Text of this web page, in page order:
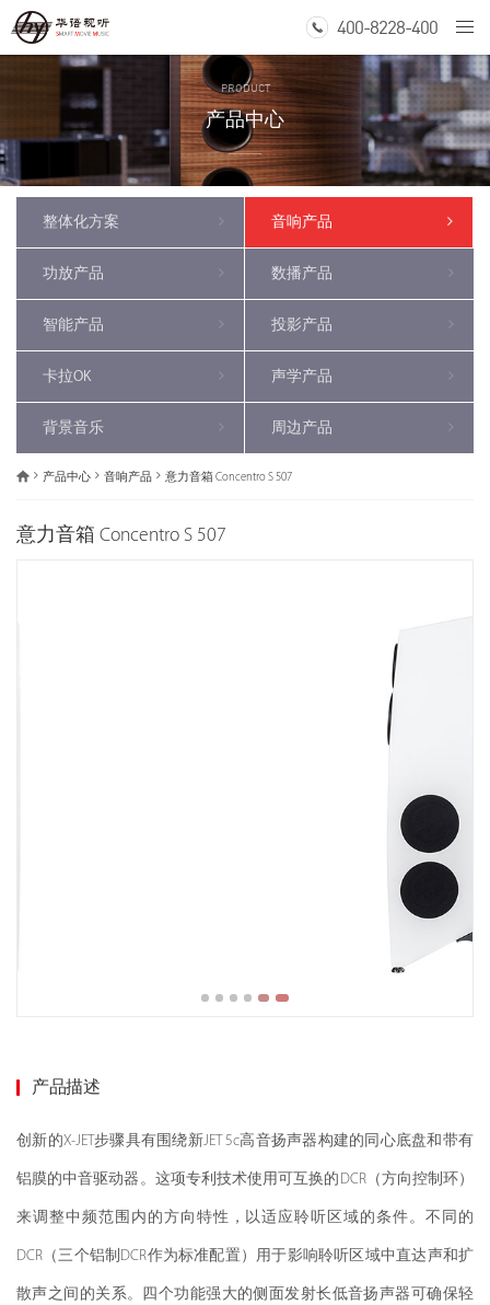
400-8228-400
PRODUCT
产品中心
整体化方案 音响产品
功放产品 数播产品
智能产品 投影产品
卡拉OK 声学产品
背景音乐 周边产品
产品中心 音响产品 意力音箱 Concentro S 507
意力音箱 Concentro S 507
产品描述
创新的X-JET步骤具有围绕新JET 5c高音扬声器构建的同心底盘和带有
铝膜的中音驱动器。这项专利技术使用可互换的DCR（方向控制环）
来调整中频范围内的方向特性，以适应聆听区域的条件。不同的
DCR（三个铝制DCR作为标准配置）用于影响聆听区域中直达声和扩
散声之间的关系。四个功能强大的侧面发射长低音扬声器可确保轻